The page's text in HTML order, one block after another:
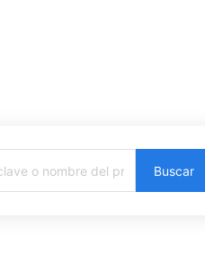
Buscar